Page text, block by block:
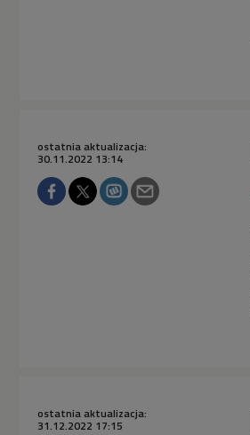
ostatnia aktualizacja:
30.11.2022 13:14
ostatnia aktualizacja:
31.12.2022 17:15